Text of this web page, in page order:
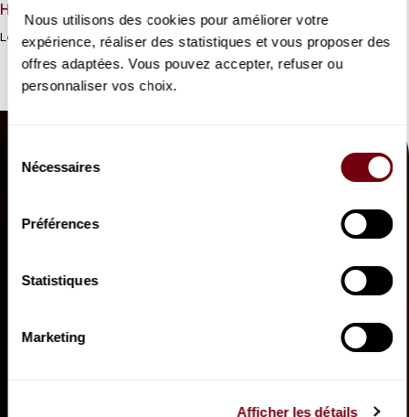
Nous utilisons des cookies pour améliorer votre
expérience, réaliser des statistiques et vous proposer des
offres adaptées. Vous pouvez accepter, refuser ou
personnaliser vos choix.
Nécessaires
Préférences
Statistiques
Marketing
Afficher les détails
Hector Berlioz
Le chef-d’œuvre de Gluck dans la version de Berlioz.